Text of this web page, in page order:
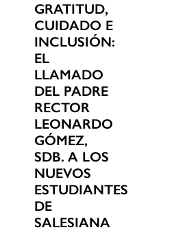
GRATITUD,
CUIDADO E
INCLUSIÓN:
EL
LLAMADO
DEL PADRE
RECTOR
LEONARDO
GÓMEZ,
SDB. A LOS
NUEVOS
ESTUDIANTES
DE
SALESIANA